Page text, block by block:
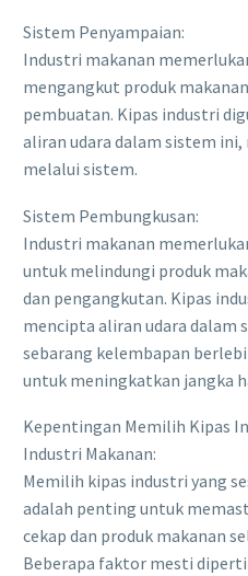
Sistem Penyampaian:
Industri makanan
mengangkut produk
pembuatan. Kipas industri
aliran udara dalam sistem
melalui sistem.
Sistem Pembungkusan:
Industri makanan
untuk melindungi produk
dan pengangkutan. Kipas
mencipta aliran udara dalam
sebarang kelembapan
untuk meningkatkan jangka
Kepentingan Memilih Kipas
Industri Makanan:
Memilih kipas industri yang
adalah penting untuk
cekap dan produk makanan
Beberapa faktor mesti